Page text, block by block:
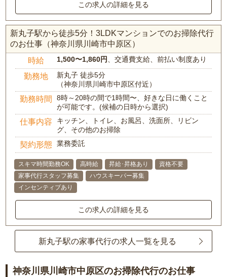
この求人の詳細を見る
新丸子駅から徒歩5分！3LDKマンションでのお掃除代行
のお仕事（神奈川県川崎市中原区）
時給 1,500〜1,860円、交通費支給、前払い制度あり
勤務地
新丸子 徒歩5分
（神奈川県川崎市中原区付近）
勤務時間
8時～20時の間で1時間〜、好きな日に働くこと
が可能です。(候補の日時から選択)
仕事内容
キッチン、トイレ、お風呂、洗面所、リビン
グ、その他のお掃除
契約形態 業務委託
スキマ時間勤務OK 高時給 昇給･昇格あり
資格不要
家事代行スタッフ募集
ハウスキーパー募集
インセンティブあり
この求人の詳細を見る
新丸子駅の家事代行の求人一覧を見る
神奈川県川崎市中原区のお掃除代行のお仕事